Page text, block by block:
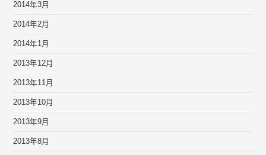
2014年3月
2014年2月
2014年1月
2013年12月
2013年11月
2013年10月
2013年9月
2013年8月